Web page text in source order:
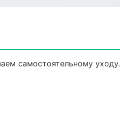
самостоятельному уходу.